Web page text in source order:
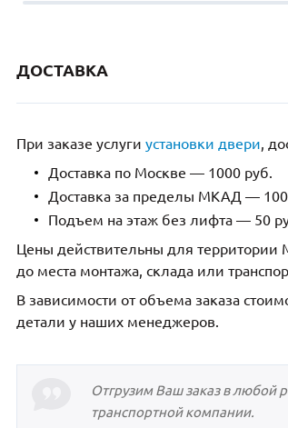
ДОСТАВКА
При заказе услуги установки двери,
Доставка по Москве — 1000 руб.
Доставка за пределы МКАД —
Подъем на этаж без лифта — 50
Цены действительны для территории
до места монтажа, склада или
В зависимости от объема заказа
детали у наших менеджеров.
Отгрузим Ваш заказ в любой
транспортной компании.